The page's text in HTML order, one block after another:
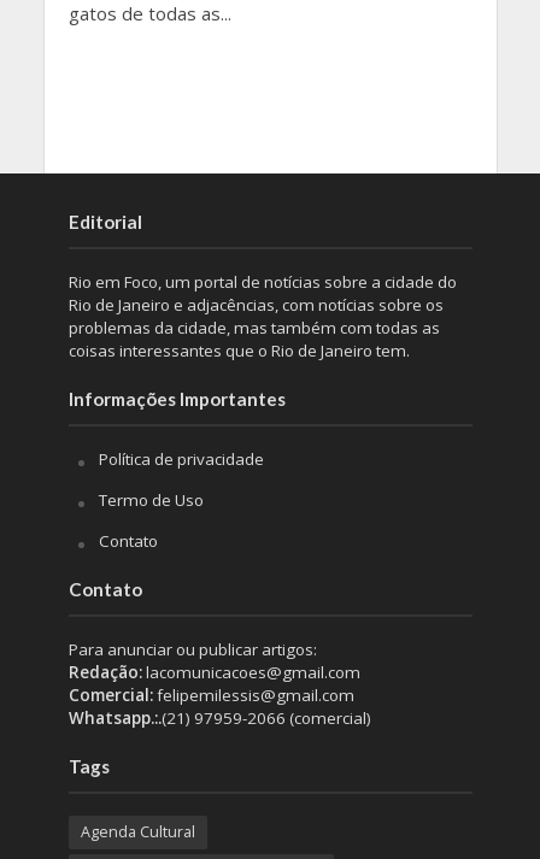
gatos de todas as...
Editorial
Rio em Foco, um portal de notícias sobre a cidade do
Rio de Janeiro e adjacências, com notícias sobre os
problemas da cidade, mas também com todas as
coisas interessantes que o Rio de Janeiro tem.
Informações Importantes
Política de privacidade
Termo de Uso
Contato
Contato
Para anunciar ou publicar artigos:
Redação:lacomunicacoes@gmail.com
Comercial:felipemilessis@gmail.com
Whatsapp.:.(21) 97959-2066 (comercial)
Tags
Agenda Cultural